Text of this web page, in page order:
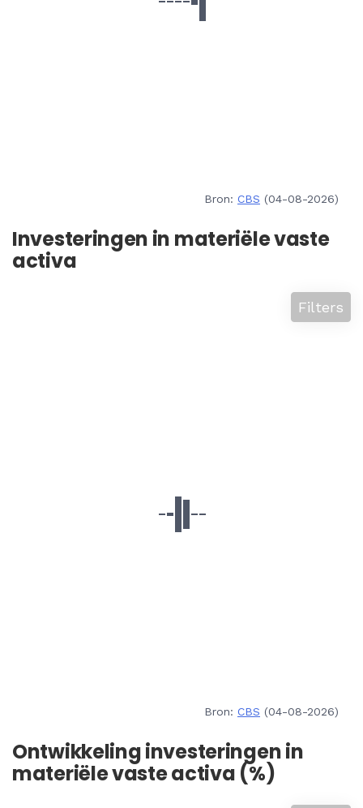
Bron: CBS (04-08-2026)
Investeringen in materiële vaste
activa
Filters
Bron: CBS (04-08-2026)
Ontwikkeling investeringen in
materiële vaste activa (%)